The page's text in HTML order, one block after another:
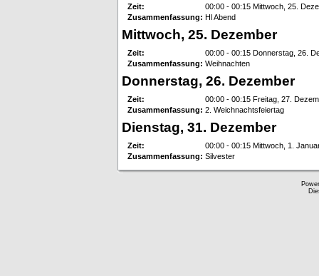
Zeit:
00:00 - 00:15 Mittwoch, 25.
Zusammenfassung: Hl Abend
Mittwoch, 25. Dezember
Zeit:
00:00 - 00:15 Donnerstag, 26.
Zusammenfassung: Weihnachten
Donnerstag, 26. Dezember
Zeit:
00:00 - 00:15 Freitag, 27.
Zusammenfassung: 2. Weichnachtsfeiertag
Dienstag, 31. Dezember
Zeit:
00:00 - 00:15 Mittwoch, 1.
Zusammenfassung: Silvester